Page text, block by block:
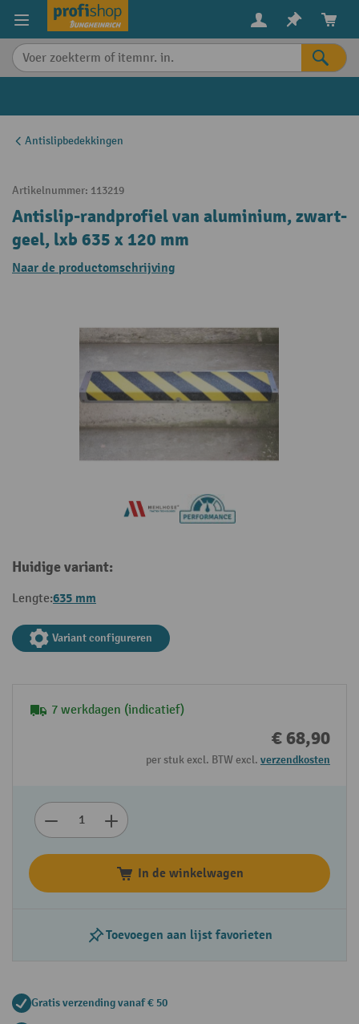
content
Antislipbedekkingen
Artikelnummer: 113219
Antislip-randprofiel van aluminium, zwart-
geel, lxb 635 x 120 mm
Naar de productomschrijving
Huidige variant:
Lengte:635 mm
Variant configureren
7 werkdagen (indicatief)
€ 68,90
per stuk excl. BTW excl. verzendkosten
In de winkelwagen
Toevoegen aan lijst favorieten
Gratis verzending vanaf € 50